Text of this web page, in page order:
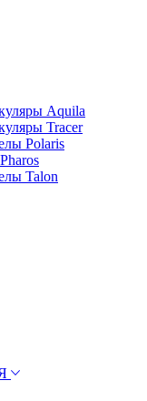
Aquila
Tracer
Polaris
Talon